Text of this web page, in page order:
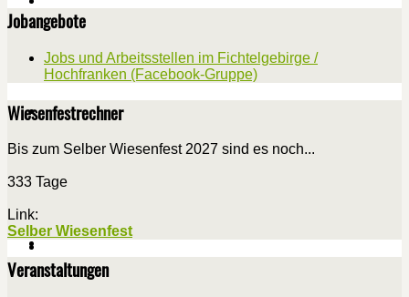
Jobangebote
Jobs und Arbeitsstellen im Fichtelgebirge /
Hochfranken (Facebook-Gruppe)
Wiesenfestrechner
Bis zum Selber Wiesenfest 2027 sind es noch...
333 Tage
Link:
Selber Wiesenfest
Veranstaltungen